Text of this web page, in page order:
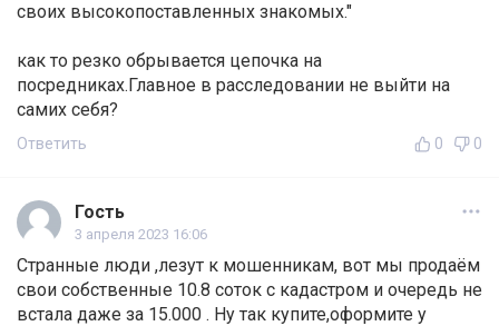
своих высокопоставленных знакомых."
как то резко обрывается цепочка на
посредниках.Главное в расследовании не выйти на
самих себя?
Ответить 0 0
Гость
3 апреля 2023 16:06
Странные люди ,лезут к мошенникам, вот мы продаём
свои собственные 10.8 соток с кадастром и очередь не
встала даже за 15.000 . Ну так купите,оформите у